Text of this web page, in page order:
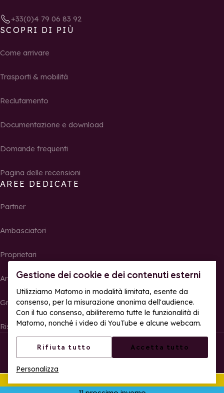
Gestione dei cookie e dei contenuti esterni
Utilizziamo Matomo in modalità limitata, esente da
consenso, per la misurazione anonima dell'audience.
Con il tuo consenso, abiliteremo tutte le funzionalità di
Matomo, nonché i video di YouTube e alcune webcam.
Rifiuta tutto Accetta tutto
Personalizza
+33(0)4 79 06 83 92
SCOPRI DI PIÙ
Come arrivare
Trasporti & mobilità
Reclutamento
Documentazione e download
Domande frequenti
Pagina delle recensioni
AREE DEDICATE
Partner
Ambasciatori
Proprietari
Area Stampa
Gruppi, seminari e tour operator
Risultati e foto delle gare
© La Rosière – Tutti i diritti riservati
Accessibilità web: parzialmente conforme